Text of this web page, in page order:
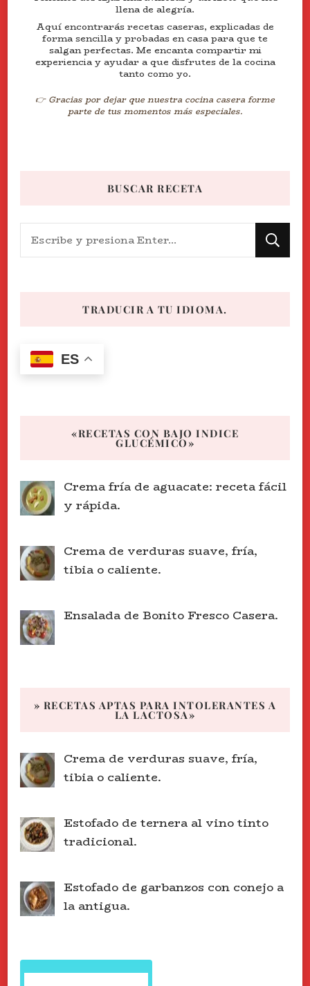
llena de alegría.
Aquí encontrarás recetas caseras, explicadas de
forma sencilla y probadas en casa para que te
salgan perfectas. Me encanta compartir mi
experiencia y ayudar a que disfrutes de la cocina
tanto como yo.
👉 Gracias por dejar que nuestra cocina casera forme
parte de tus momentos más especiales.
BUSCAR RECETA
¿Buscas
algo?
TRADUCIR A TU IDIOMA.
ES
«RECETAS CON BAJO INDICE
GLUCÉMICO»
Crema fría de aguacate: receta fácil
y rápida.
Crema de verduras suave, fría,
tibia o caliente.
Ensalada de Bonito Fresco Casera.
» RECETAS APTAS PARA INTOLERANTES A
LA LACTOSA»
Crema de verduras suave, fría,
tibia o caliente.
Estofado de ternera al vino tinto
tradicional.
Estofado de garbanzos con conejo a
la antigua.